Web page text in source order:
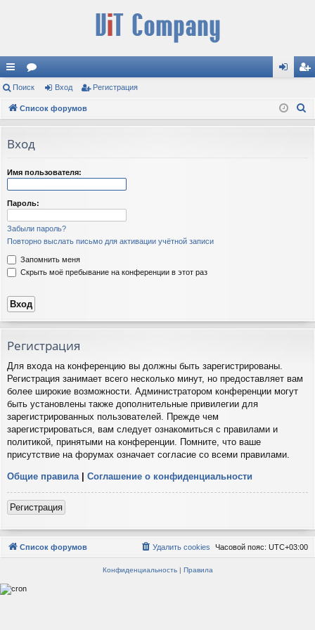
с
ы
и
ор
ум д ис
Поиск Вход Регистрация
Список форумов
Вход
Имя пользователя:
Пароль:
Забыли пароль?
Повторно выслать письмо для активации учётной записи
Запомнить меня
Скрыть моё пребывание на конференции в этот раз
Регистрация
Для входа на конференцию вы должны быть зарегистрированы.
Регистрация занимает всего несколько минут, но предоставляет вам
более широкие возможности. Администратором конференции могут
быть установлены также дополнительные привилегии для
зарегистрированных пользователей. Прежде чем
зарегистрироваться, вам следует ознакомиться с правилами и
политикой, принятыми на конференции. Помните, что ваше
присутствие на форумах означает согласие со всеми правилами.
Общие правила | Соглашение о конфиденциальности
Регистрация
Список форумов Часовой пояс: UTC+03:00
Удалить cookies
Конфиденциальность| Правила